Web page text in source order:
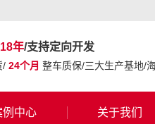
年/支持定向开发
/ 24个月 整车质保/三大生产基地/
例中心 关于我们